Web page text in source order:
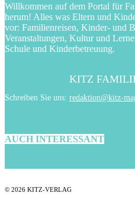
Willkommen auf dem Portal für
herum! Alles was Eltern und
vor: Familienreisen, Kinder- und
Veranstaltungen, Kultur und
Schule und Kinderbetreuung.
KITZ
Schreiben Sie uns: redaktion@kitz-
AUCH INTERESSANT
© 2026 KITZ-VERLAG